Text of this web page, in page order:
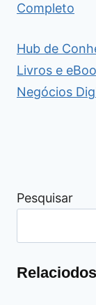
Completo
Hub de
Livros e
Negócios
Pesquisar